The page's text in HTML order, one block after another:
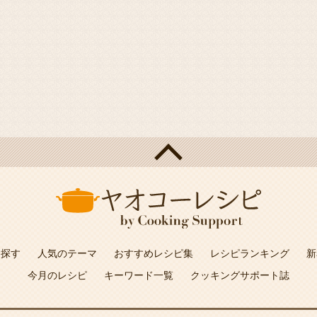
す 人気のテーマ おすすめレシピ集 レシピランキング
今月のレシピ
キーワード一覧 クッキングサポート誌